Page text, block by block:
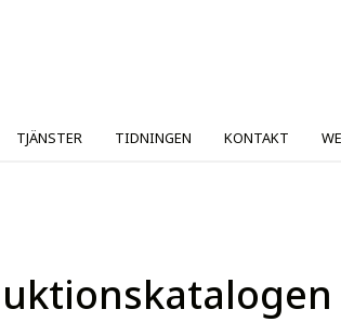
TJÄNSTER TIDNINGEN KONTAKT